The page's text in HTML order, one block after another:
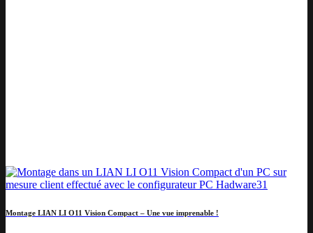
Montage LIAN LI O11 Vision Compact – Une vue imprenable !